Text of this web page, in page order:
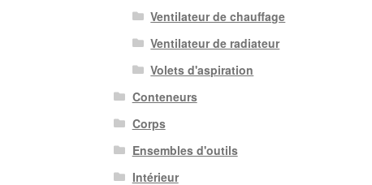
Ventilateur de chauffage
Ventilateur de radiateur
Volets d'aspiration
Conteneurs
Corps
Ensembles d'outils
Intérieur